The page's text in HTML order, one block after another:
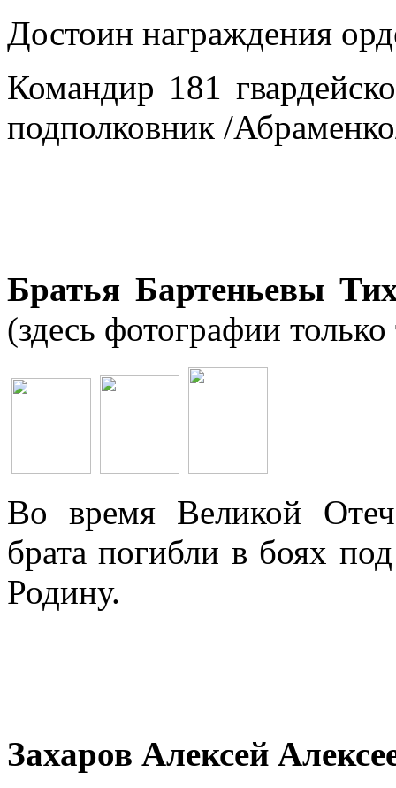
Достоин награждения
Командир 181
подполковник /
Братья Бартеньевы
(здесь фотографии
Во время Великой
брата погибли в боях
Родину.
Захаров Алексей